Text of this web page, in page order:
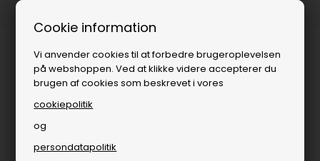
Cookie information
Vi anvender cookies til at forbedre brugeroplevelsen
på webshoppen. Ved at klikke videre accepterer du
brugen af cookies som beskrevet i vores
cookiepolitik
og
persondatapolitik